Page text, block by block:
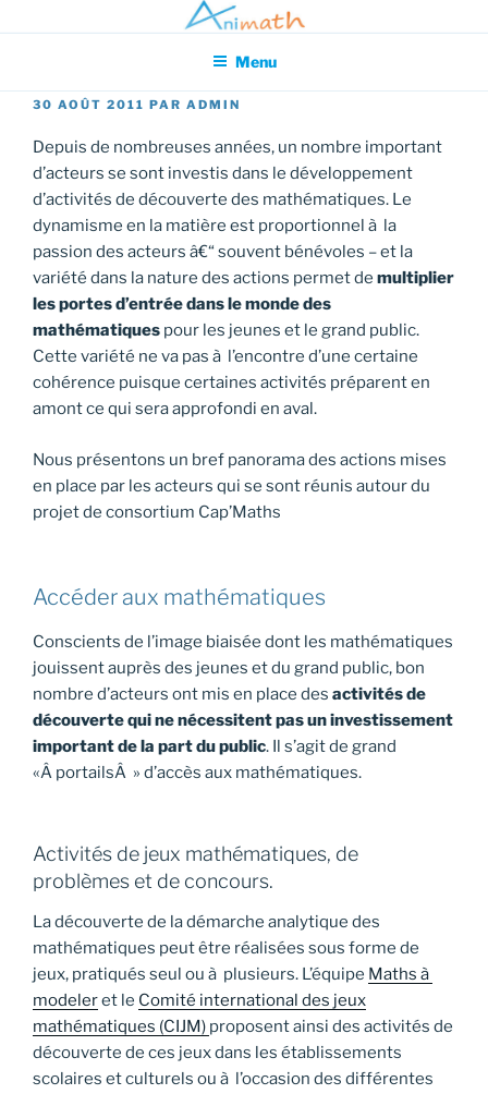
au
principal
Association pour l'Animation en Mathématiques
Menu
PUBLIÉ
30 AOÛT 2011 PAR ADMIN
Depuis de nombreuses années, un nombre important
d’acteurs se sont investis dans le développement
d’activités de découverte des mathématiques. Le
dynamisme en la matière est proportionnel à la
passion des acteurs â€“ souvent bénévoles – et la
variété dans la nature des actions permet de multiplier
les portes d’entrée dans le monde des
mathématiques pour les jeunes et le grand public.
Cette variété ne va pas à l’encontre d’une certaine
cohérence puisque certaines activités préparent en
amont ce qui sera approfondi en aval.
Nous présentons un bref panorama des actions mises
en place par les acteurs qui se sont réunis autour du
projet de consortium Cap’Maths
Accéder aux mathématiques
Conscients de l’image biaisée dont les mathématiques
jouissent auprès des jeunes et du grand public, bon
nombre d’acteurs ont mis en place des activités de
découverte qui ne nécessitent pas un investissement
important de la part du public. Il s’agit de grand
«Â portailsÂ » d’accès aux mathématiques.
Activités de jeux mathématiques, de
problèmes et de concours.
La découverte de la démarche analytique des
mathématiques peut être réalisées sous forme de
jeux, pratiqués seul ou à plusieurs. L’équipe Maths à
modeleret le Comité international des jeux
mathématiques (CIJM) proposent ainsi des activités de
découverte de ces jeux dans les établissements
scolaires et culturels ou à l’occasion des différentes